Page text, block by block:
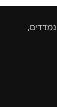
נמדדים,